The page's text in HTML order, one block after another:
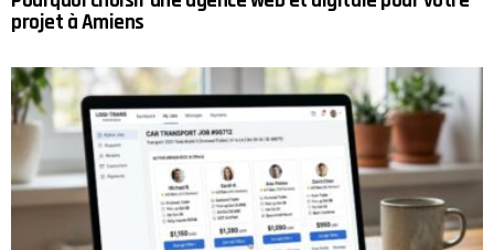
projet à Amiens